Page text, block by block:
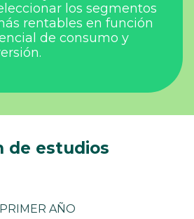
los segmentos
rentables en función
de consumo y
de estudios
PRIMER AÑO